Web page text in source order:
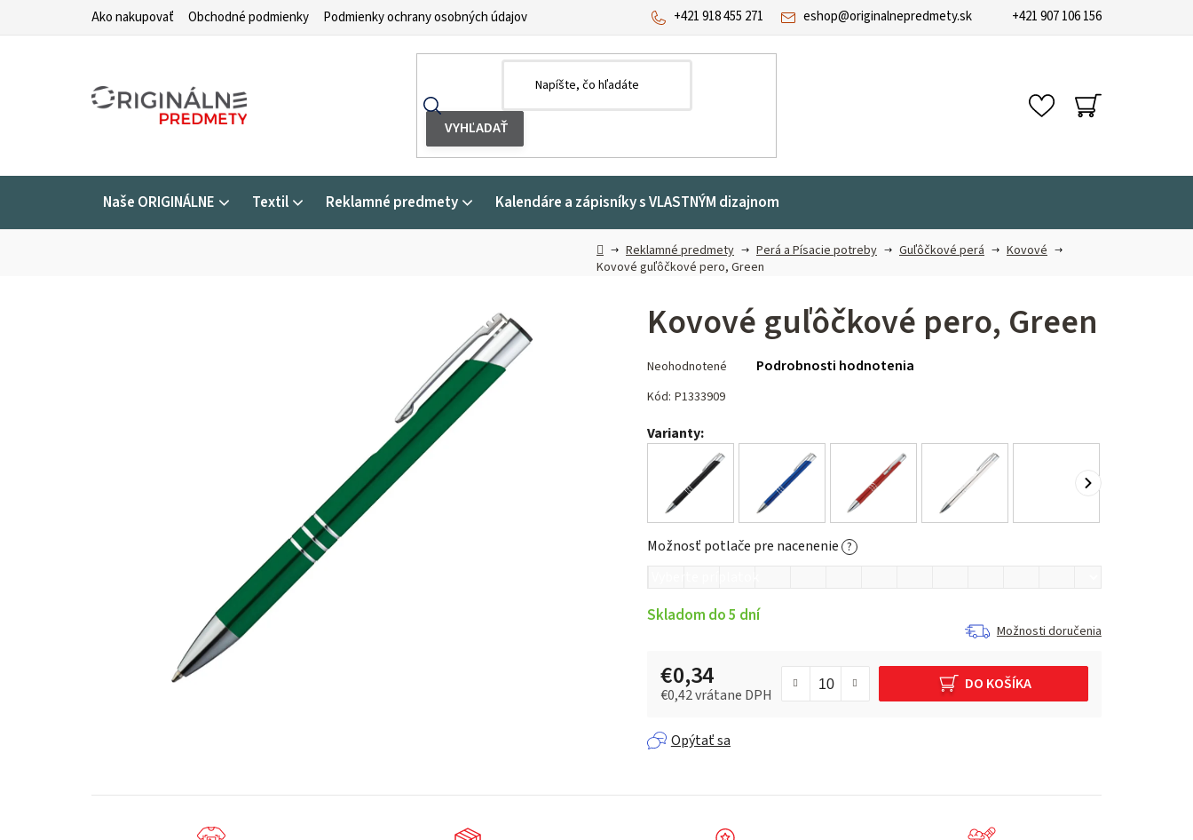
Ako nakupovať Obchodné podmienky Podmienky ochrany osobných údajov eshop@originalnepredmety.sk
+421 918 455 271 +421 907 106 156
NÁKUPNÝ
KOŠÍK
Naše ORIGINÁLNE Textil Reklamné predmety Kalendáre a zápisníky s VLASTNÝM dizajnom
DomovReklamné predmety Perá a Písacie potreby Guľôčkové perá
Kovové
Kovové guľôčkové pero, Green
Kovové guľôčkové pero, Green
hodnotenie
produktu
0,0
hviezdičiek.
Neohodnotené Podrobnosti hodnotenia
Kód: P1333909
Varianty:
Možnosť potlače pre nacenenie ?
Skladom do 5 dní
Možnosti doručenia
€0,34
€0,42vrátane DPH
DO KOŠÍKA
Opýtať sa